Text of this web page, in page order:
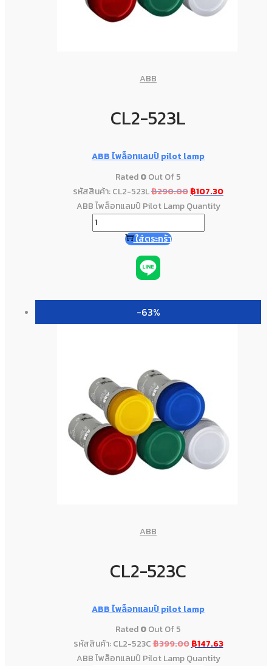
ABB
CL2-523L
ABB ไพล็อทแลมป์ pilot lamp
Rated0Out Of 5
รหัสสินค้า: CL2-523L฿290.00฿107.30
ABB ไพล็อทแลมป์ Pilot Lamp Quantity
ใส่ตระกร้า
-63%
ABB
CL2-523C
ABB ไพล็อทแลมป์ pilot lamp
Rated0Out Of 5
รหัสสินค้า: CL2-523C฿399.00 ฿147.63
ABB ไพล็อทแลมป์ Pilot Lamp Quantity